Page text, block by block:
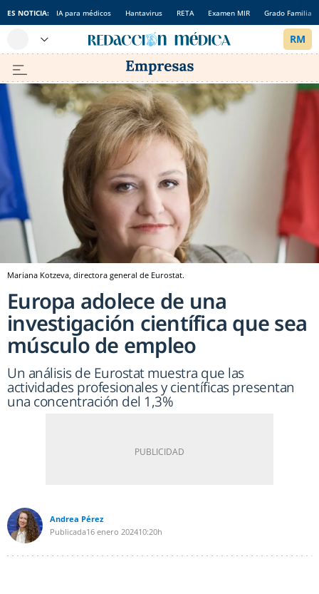
ES NOTICIA: IA para médicos Hantavirus RETA Examen MIR Grado Familia
Mariana Kotzeva, directora general de Eurostat.
Europa adolece de una
investigación científica que sea
músculo de empleo
Un análisis de Eurostat muestra que las
actividades profesionales y científicas presentan
una concentración del 1,3%
Andrea Pérez
Publicada16 enero 202410:20h